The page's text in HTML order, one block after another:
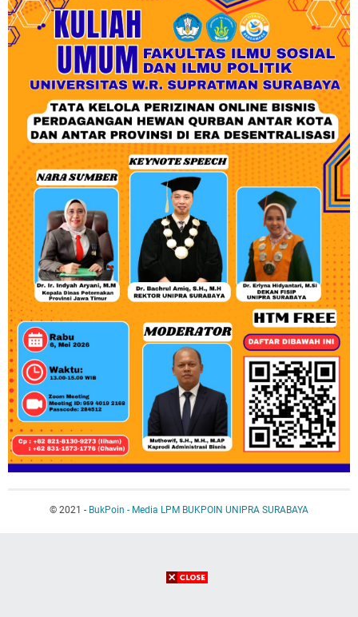
© 2021 - BukPoin - Media LPM BUKPOIN UNIPRA SURABAYA